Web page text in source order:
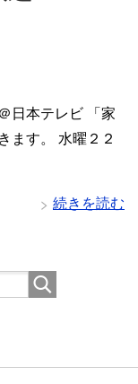
日本テレビ 「家
ます。 水曜２２
続きを読む